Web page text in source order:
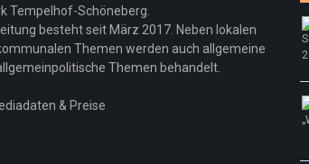
Tempelhof-Schöneberg.
besteht seit März 2017. Neben lokalen
Themen werden auch allgemeine
Themen behandelt.